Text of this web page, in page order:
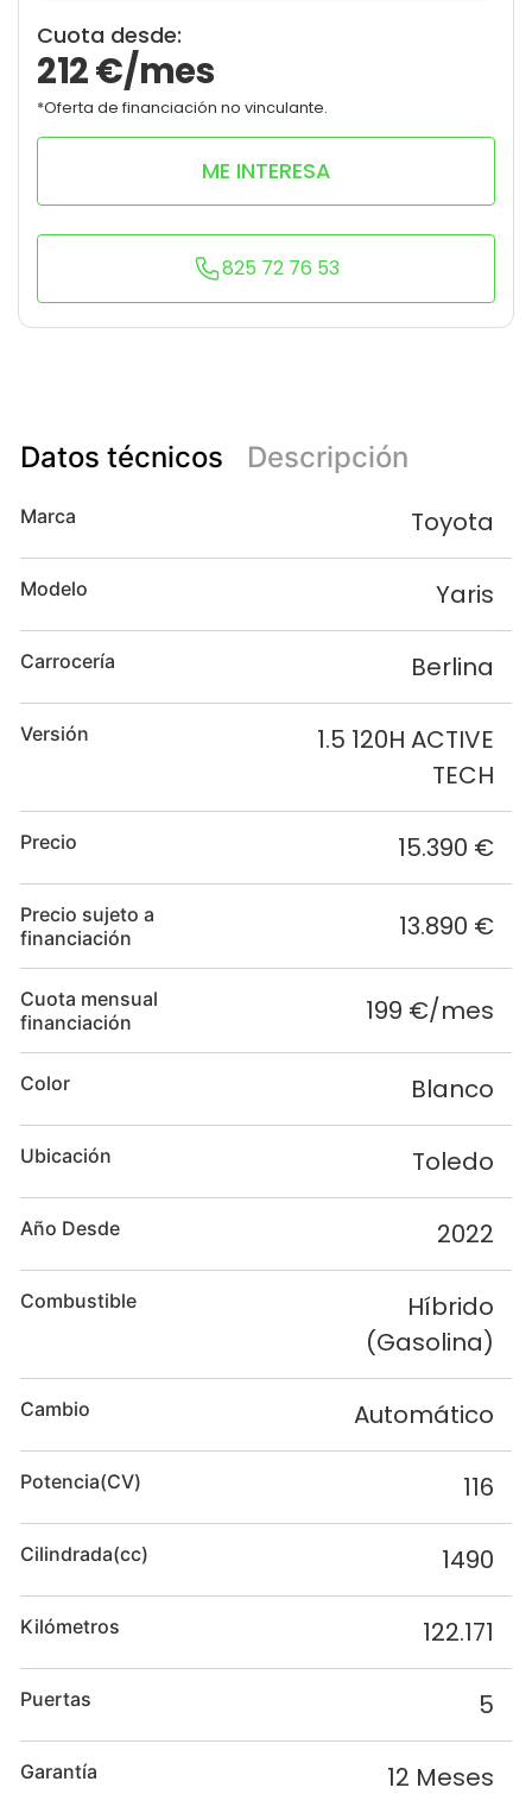
Cuota desde:
212€/mes
*Oferta de financiación no vinculante.
ME INTERESA
825 72 76 53
Datos técnicos Descripción
Marca Toyota
Modelo Yaris
Carrocería Berlina
Versión
1.5 120H ACTIVE
TECH
Precio 15.390 €
Precio sujeto a
financiación
13.890 €
Cuota mensual
financiación
199 €/mes
Color Blanco
Ubicación Toledo
Año Desde 2022
Combustible
Híbrido
(Gasolina)
Cambio Automático
Potencia(CV) 116
Cilindrada(cc) 1490
Kilómetros 122.171
Puertas 5
Garantía 12 Meses